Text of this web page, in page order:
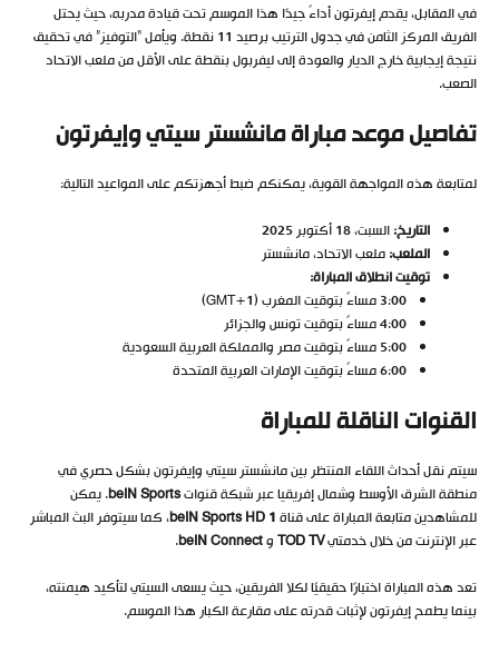
في المقابل، يقدم إيفرتون أداءً جيدًا هذا الموسم تحت قيادة مدربه، حيث يحتل
الفريق المركز الثامن في جدول الترتيب برصيد 11 نقطة. ويأمل “التوفيز” في تحقيق
نتيجة إيجابية خارج الديار والعودة إلى ليفربول بنقطة على الأقل من ملعب الاتحاد
الصعب.
تفاصيل موعد مباراة مانشستر سيتي وإيفرتون
لمتابعة هذه المواجهة القوية، يمكنكم ضبط أجهزتكم على المواعيد التالية:
التاريخ:السبت، 18 أكتوبر 2025
الملعب:ملعب الاتحاد، مانشستر
توقيت انطلاق المباراة:
3:00 مساءً بتوقيت المغرب (GMT+1)
4:00 مساءً بتوقيت تونس والجزائر
5:00 مساءً بتوقيت مصر والمملكة العربية السعودية
6:00 مساءً بتوقيت الإمارات العربية المتحدة
القنوات الناقلة للمباراة
سيتم نقل أحداث اللقاء المنتظر بين مانشستر سيتي وإيفرتون بشكل حصري في
منطقة الشرق الأوسط وشمال إفريقيا عبر شبكة قنواتbeIN Sports. يمكن
للمشاهدين متابعة المباراة على قناةbeIN Sports HD 1، كما سيتوفر البث المباشر
عبر الإنترنت من خلال خدمتيTOD TVوbeIN Connect
.
تعد هذه المباراة اختبارًا حقيقيًا لكلا الفريقين، حيث يسعى السيتي لتأكيد هيمنته،
بينما يطمح إيفرتون لإثبات قدرته على مقارعة الكبار هذا الموسم.